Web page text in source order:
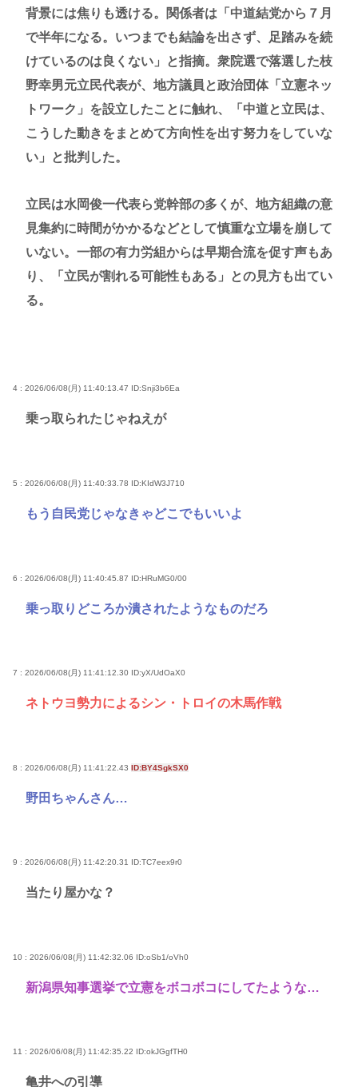
背景には焦りも透ける。関係者は「中道結党から７月
で半年になる。いつまでも結論を出さず、足踏みを続
けているのは良くない」と指摘。衆院選で落選した枝
野幸男元立民代表が、地方議員と政治団体「立憲ネッ
トワーク」を設立したことに触れ、「中道と立民は、
こうした動きをまとめて方向性を出す努力をしていな
い」と批判した。
立民は水岡俊一代表ら党幹部の多くが、地方組織の意
見集約に時間がかかるなどとして慎重な立場を崩して
いない。一部の有力労組からは早期合流を促す声もあ
り、「立民が割れる可能性もある」との見方も出てい
る。
4 : 2026/06/08(月) 11:40:13.47 ID:Snji3b6Ea
乗っ取られたじゃねえが
5 : 2026/06/08(月) 11:40:33.78 ID:KIdW3J710
もう自民党じゃなきゃどこでもいいよ
6 : 2026/06/08(月) 11:40:45.87 ID:HRuMG0/00
乗っ取りどころか潰されたようなものだろ
7 : 2026/06/08(月) 11:41:12.30 ID:yX/UdOaX0
ネトウヨ勢力によるシン・トロイの木馬作戦
8 : 2026/06/08(月) 11:41:22.43 ID:BY4SgkSX0
野田ちゃんさん…
9 : 2026/06/08(月) 11:42:20.31 ID:TC7eex9r0
当たり屋かな？
10 : 2026/06/08(月) 11:42:32.06 ID:oSb1/oVh0
新潟県知事選挙で立憲をボコボコにしてたような…
11 : 2026/06/08(月) 11:42:35.22 ID:okJGgfTH0
亀井への引導